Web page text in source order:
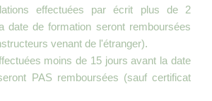
effectuées par écrit plus de 2
date de formation seront remboursées
venant de l'étranger).
moins de 15 jours avant la date
PAS remboursées (sauf certificat